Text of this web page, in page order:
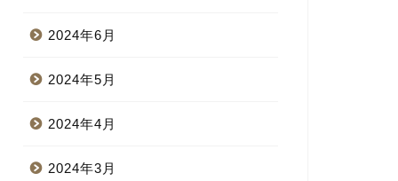
2024年6月
2024年5月
2024年4月
2024年3月